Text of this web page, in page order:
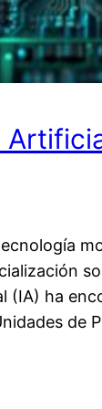
(IA) ha
de